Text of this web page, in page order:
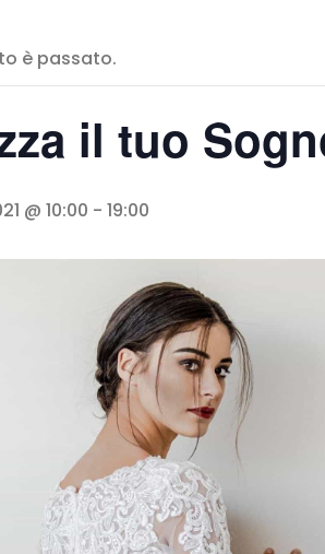
è passato.
il tuo
@ 10:00 - 19:00